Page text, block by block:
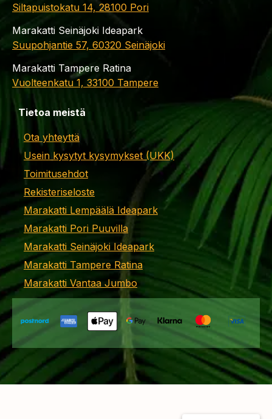
Siltapuistokatu 14, 28100 Pori
Marakatti Seinäjoki Ideapark
Suupohjantie 57, 60320 Seinäjoki
Marakatti Tampere Ratina
Vuolteenkatu 1, 33100 Tampere
Tietoa meistä
Ota yhteyttä
Usein kysytyt kysymykset (UKK)
Toimitusehdot
Rekisteriseloste
Marakatti Lempäälä Ideapark
Marakatti Pori Puuvilla
Marakatti Seinäjoki Ideapark
Marakatti Tampere Ratina
Marakatti Vantaa Jumbo